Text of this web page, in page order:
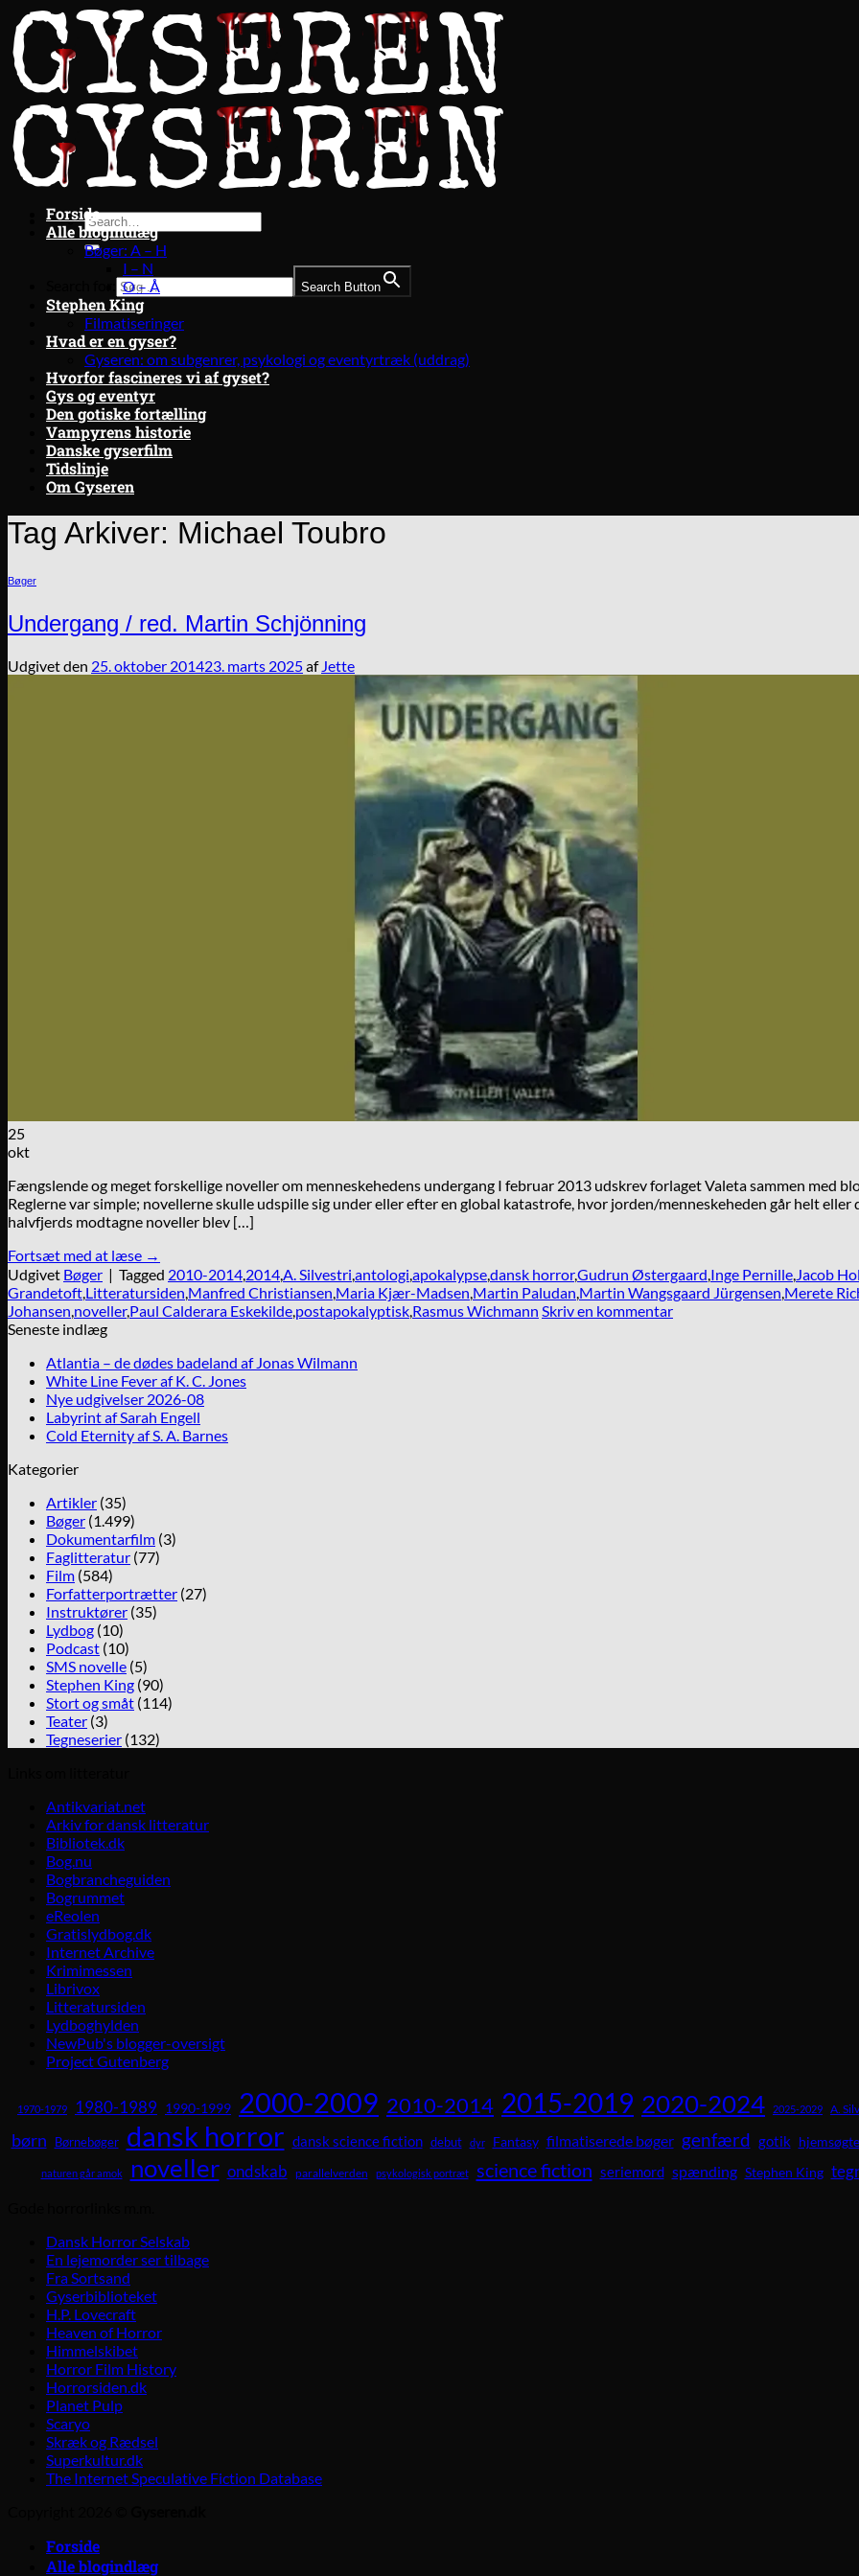
Fortsæt
til
indhold
Search Button
Forside
Alle blogindlæg
Bøger: A – H
I – N
O – Å
Stephen King
Filmatiseringer
Hvad er en gyser?
Gyseren: om subgenrer, psykologi og eventyrtræk (uddrag)
Hvorfor fascineres vi af gyset?
Gys og eventyr
Den gotiske fortælling
Vampyrens historie
Danske gyserfilm
Tidslinje
Om Gyseren
Tag Arkiver: Michael Toubro
Bøger
Undergang / red. Martin Schjönning
Udgivet den 25. oktober 201423. marts 2025af Jette
25
okt
Fængslende og meget forskellige noveller om menneskehedens undergang I februar 2013 udskrev forlaget Valeta sammen med
Reglerne var simple; novellerne skulle udspille sig under eller efter en global katastrofe, hvor jorden/menneskeheden går helt
halvfjerds modtagne noveller blev […]
Fortsæt med at læse →
Udgivet Bøger | Tagged 2010-2014,2014,A. Silvestri,antologi,apokalypse,dansk horror,Gudrun Østergaard,Inge Pernille,Jacob
Grandetoft,Litteratursiden,Manfred Christiansen,Maria Kjær-Madsen,Martin Paludan,Martin Wangsgaard Jürgensen,Merete
Johansen,noveller,Paul Calderara Eskekilde,postapokalyptisk,Rasmus Wichmann Skriv en kommentar
Seneste indlæg
Atlantia – de dødes badeland af Jonas Wilmann
White Line Fever af K. C. Jones
Nye udgivelser 2026-08
Labyrint af Sarah Engell
Cold Eternity af S. A. Barnes
Kategorier
Artikler (35)
Bøger (1.499)
Dokumentarfilm (3)
Faglitteratur (77)
Film (584)
Forfatterportrætter (27)
Instruktører (35)
Lydbog (10)
Podcast (10)
SMS novelle (5)
Stephen King (90)
Stort og småt (114)
Teater (3)
Tegneserier (132)
Antikvariat.net
Arkiv for dansk litteratur
Bibliotek.dk
Bog.nu
Bogbrancheguiden
Bogrummet
eReolen
Gratislydbog.dk
Internet Archive
Krimimessen
Librivox
Litteratursiden
Lydboghylden
NewPub's blogger-oversigt
Project Gutenberg
1970-1979 1980-1989 1990-1999 2000-2009 2010-2014 2015-2019 2020-2024 2025-2029 A.
børn Børnebøger dansk horror dansk science fiction debut dyr Fantasy filmatiserede bøger genfærd gotik
naturen går amok noveller ondskab parallelverden psykologisk portræt science fiction seriemord spænding Stephen King
Dansk Horror Selskab
En lejemorder ser tilbage
Fra Sortsand
Gyserbiblioteket
H.P. Lovecraft
Heaven of Horror
Himmelskibet
Horror Film History
Horrorsiden.dk
Planet Pulp
Scaryo
Skræk og Rædsel
Superkultur.dk
The Internet Speculative Fiction Database
Forside
Alle blogindlæg